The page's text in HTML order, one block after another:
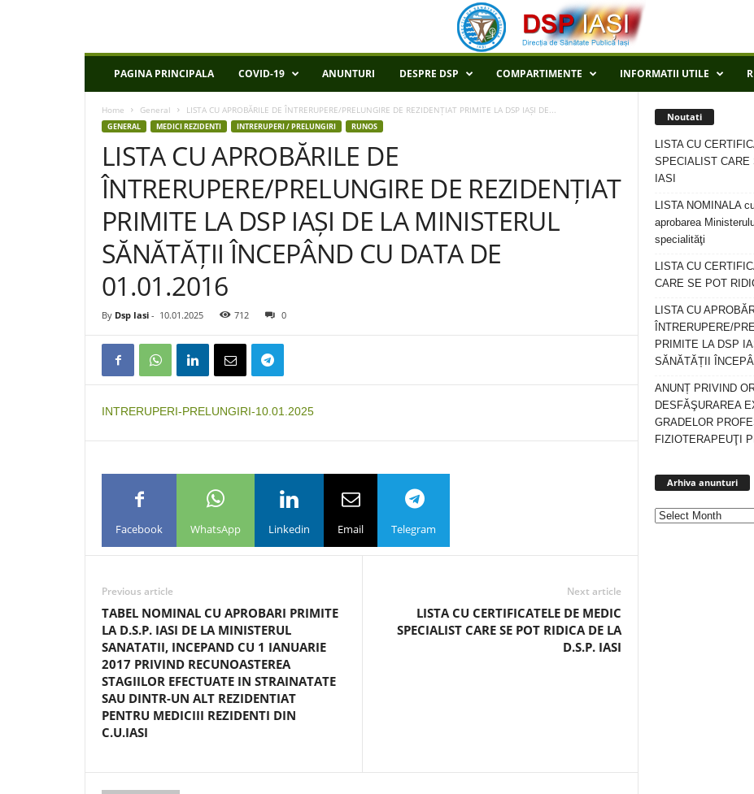
P
PAGINA PRINCIPALA COVID-19 ANUNTURI DESPRE DSP COMPARTIMENTE INFORMATII UTILE
Home General LISTA CU APROBĂRILE DE ÎNTRERUPERE/PRELUNGIRE DE REZIDENȚIAT PRIMITE LA DSP IAȘI DE...
GENERAL MEDICI REZIDENTI INTRERUPERI / PRELUNGIRI RUNOS
LISTA CU APROBĂRILE DE
ÎNTRERUPERE/PRELUNGIRE DE REZIDENȚIAT
PRIMITE LA DSP IAȘI DE LA MINISTERUL
SĂNĂTĂȚII ÎNCEPÂND CU DATA DE
01.01.2016
By Dsp Iasi - 10.01.2025 712 0
INTRERUPERI-PRELUNGIRI-10.01.2025
Facebook WhatsApp Linkedin Email Telegram
Previous article
TABEL NOMINAL CU APROBARI PRIMITE
LA D.S.P. IASI DE LA MINISTERUL
SANATATII, INCEPAND CU 1 IANUARIE
2017 PRIVIND RECUNOASTEREA
STAGIILOR EFECTUATE IN STRAINATATE
SAU DINTR-UN ALT REZIDENTIAT
PENTRU MEDICIII REZIDENTI DIN
C.U.IASI
Next article
LISTA CU CERTIFICATELE DE MEDIC
SPECIALIST CARE SE POT RIDICA DE LA
D.S.P. IASI
Noutati
LISTA CU
SPECIALIST CARE
IASI
LISTA NOMINALA
aprobarea
specialităţi
LISTA CU
CARE SE POT
LISTA CU
ÎNTRERUPERE/
PRIMITE LA DSP
SĂNĂTĂȚII
ANUNȚ PRIVIND
DESFĂŞURAREA
GRADELOR
FIZIOTERAPEUŢI
Arhiva anunturi